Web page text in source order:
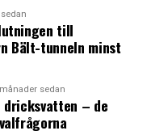
och
personer
säsong
till
Bält-tunneln minst
sedan
dricksvatten – de